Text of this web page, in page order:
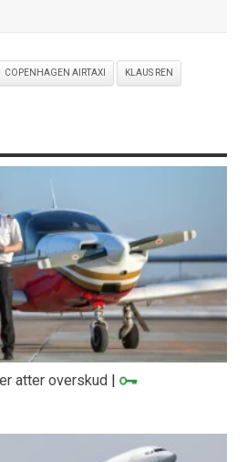
COPENHAGEN AIRTAXI KLAUS REN
atter overskud |